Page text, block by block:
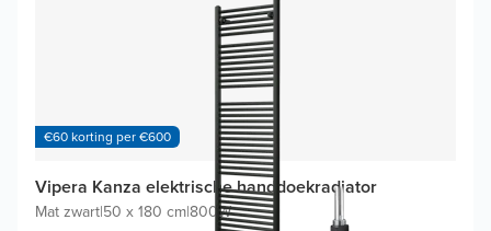
€60 korting per €600
Vipera Kanza elektrische handdoekradiator
Mat zwart|50 x 180 cm|800W